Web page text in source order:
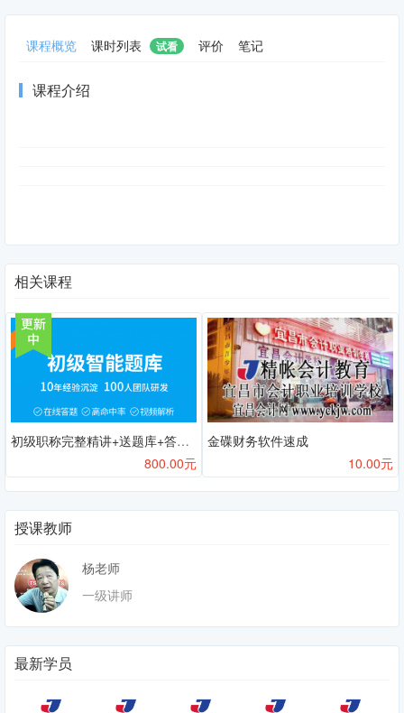
已购题库的福音，做对题才是关键，考前一周到半月左右会在你已购买题库中更新5套押题...
已购题库的福音，做对题才是关键，考前一周到半月左右会在你已购买题库中更新5套押题...
付款后加入：宜昌会计网公开课(3)QQ群号：482989511要值班老师给您发货...
课程概览 课时列表 试看 评价 笔记
课程介绍
相关课程
初级职称完整精讲+送题库+答疑QQ群248563025
800.00元
金碟财务软件速成
10.00元
授课教师
杨老师
一级讲师
最新学员